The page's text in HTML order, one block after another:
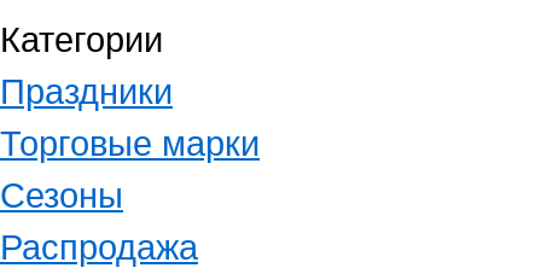
Категории
Праздники
Торговые марки
Сезоны
Распродажа